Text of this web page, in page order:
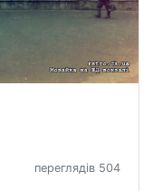
переглядів 504
💸
❤